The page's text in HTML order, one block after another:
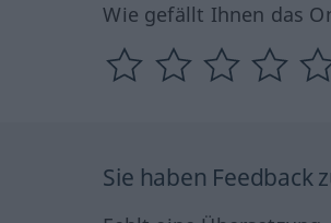
Wie gefällt Ihnen das
Sie haben Feedback